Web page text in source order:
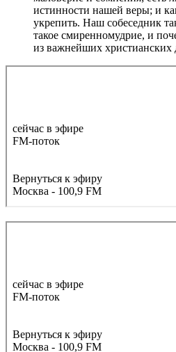
истинности нашей веры; и
укрепить. Наш собеседник
такое смиренномудрие, и
из важнейших христианских